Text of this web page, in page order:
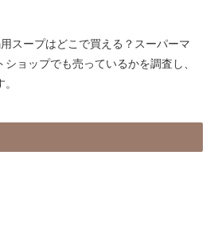
スープはどこで買える？スーパーマ
ョップでも売っているかを調査し、